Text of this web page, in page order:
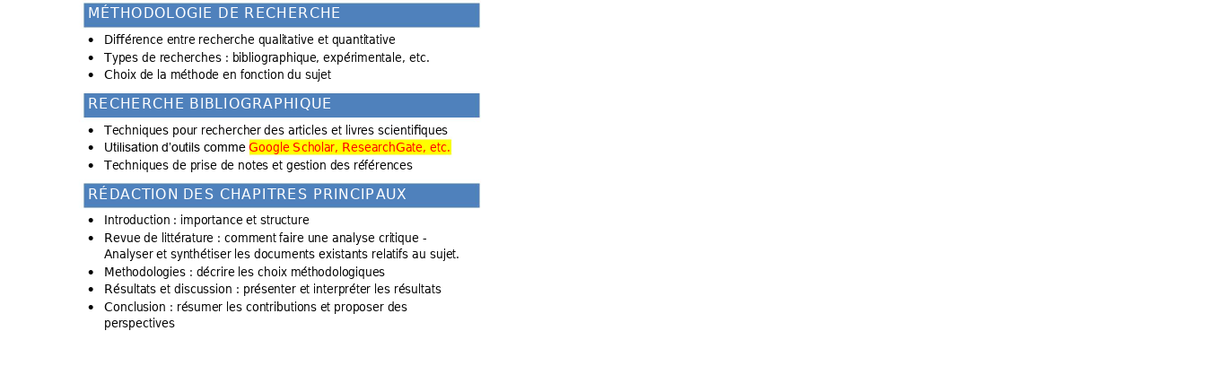
MÉTHODOLOGIE DE RECHERCHE
• Différence entre recherche qualitative et quantitative
• Types de recherches : bibliographique, expérimentale, etc.
• Choix de la méthode en fonction du sujet
RECHERCHE BIBLIOGRAPHIQUE
• Techniques pour rechercher des articles et livres scientifiques
• Utilisation d’outils comme Google Scholar, ResearchGate, etc.
• Techniques de prise de notes et gestion des références
RÉDACTION DES CHAPITRES PRINCIPAUX
• Introduction : importance et structure
• Revue de littérature : comment faire une analyse critique -
Analyser et synthétiser les documents existants relatifs au sujet.
• Methodologies : décrire les choix méthodologiques
• Résultats et discussion : présenter et interpréter les résultats
• Conclusion : résumer les contributions et proposer des
perspectives